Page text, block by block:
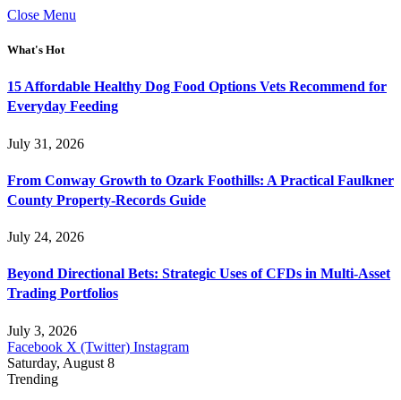
Close Menu
What's Hot
15 Affordable Healthy Dog Food Options Vets Recommend for
Everyday Feeding
July 31, 2026
From Conway Growth to Ozark Foothills: A Practical Faulkner
County Property-Records Guide
July 24, 2026
Beyond Directional Bets: Strategic Uses of CFDs in Multi-Asset
Trading Portfolios
July 3, 2026
Facebook X (Twitter) Instagram
Saturday, August 8
Trending